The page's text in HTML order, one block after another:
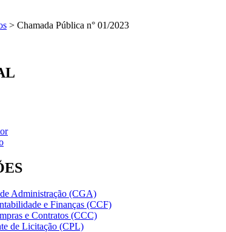
> Chamada Pública n° 01/2023
Administração (CGA)
e Finanças (CCF)
e Contratos (CCC)
de Licitação (CPL)